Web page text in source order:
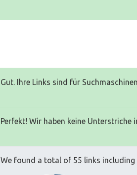
Gut. Ihre Links sind für
Perfekt! Wir haben keine Unterstriche
We found a total of 55 links including